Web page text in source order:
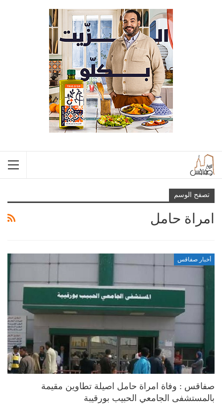
تصفح الوسم
امراة حامل
أخبار صفاقس
صفاقس : وفاة امراة حامل اصيلة تطاوين مقيمة
بالمستشفى الجامعي الحبيب بورقيبة